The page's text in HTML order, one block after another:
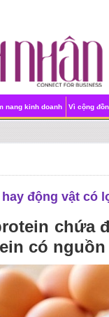
nang kinh doanh Vì cộng
động vật có
chứa
có